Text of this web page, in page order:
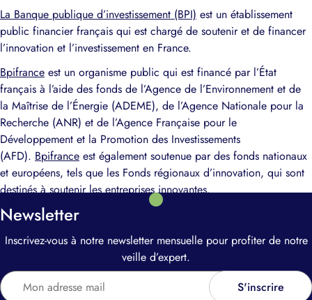
La Banque publique d’investissement (BPI) est un établissement
public financier français qui est chargé de soutenir et de financer
l’innovation et l’investissement en France.
Bpifrance est un organisme public qui est financé par l’État
français à l’aide des fonds de l’Agence de l’Environnement et de
la Maîtrise de l’Énergie (ADEME), de l’Agence Nationale pour la
Recherche (ANR) et de l’Agence Française pour le
Développement et la Promotion des Investissements
(AFD). Bpifrance est également soutenue par des fonds nationaux
et européens, tels que les Fonds régionaux d’innovation, qui sont
destinés à soutenir les entreprises innovantes.
Newsletter
Inscrivez-vous à notre newsletter mensuelle pour profiter de notre
veille d’expert.